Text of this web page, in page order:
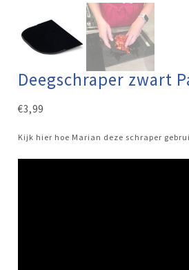
Deegschraper zwart
€3,99
Kijk hier hoe Marian deze schraper